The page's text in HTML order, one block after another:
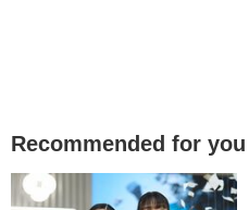
Recommended for you